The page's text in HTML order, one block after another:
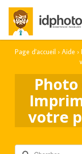
Page d'accueil › Aide ›
Photo
votre